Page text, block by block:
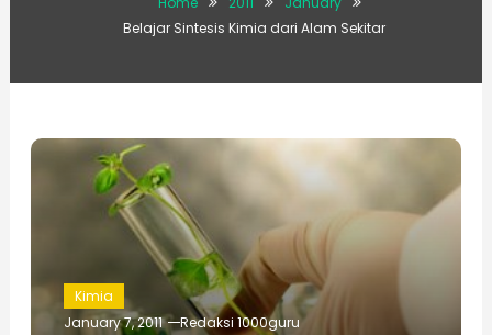
Belajar Sintesis Kimia dari Alam Sekitar
Kimia
January 7, 2011
Redaksi 1000guru